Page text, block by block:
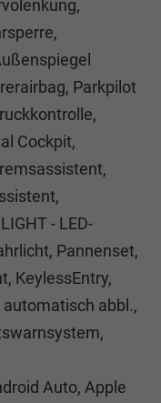
Parkpilot
Cockpit,
- LED-
Pannenset,
KeylessEntry,
abbl.,
Auto, Apple